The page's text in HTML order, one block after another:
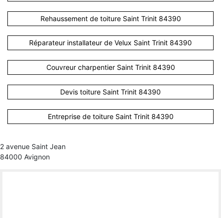
Rehaussement de toiture Saint Trinit 84390
Réparateur installateur de Velux Saint Trinit 84390
Couvreur charpentier Saint Trinit 84390
Devis toiture Saint Trinit 84390
Entreprise de toiture Saint Trinit 84390
2 avenue Saint Jean
84000 Avignon